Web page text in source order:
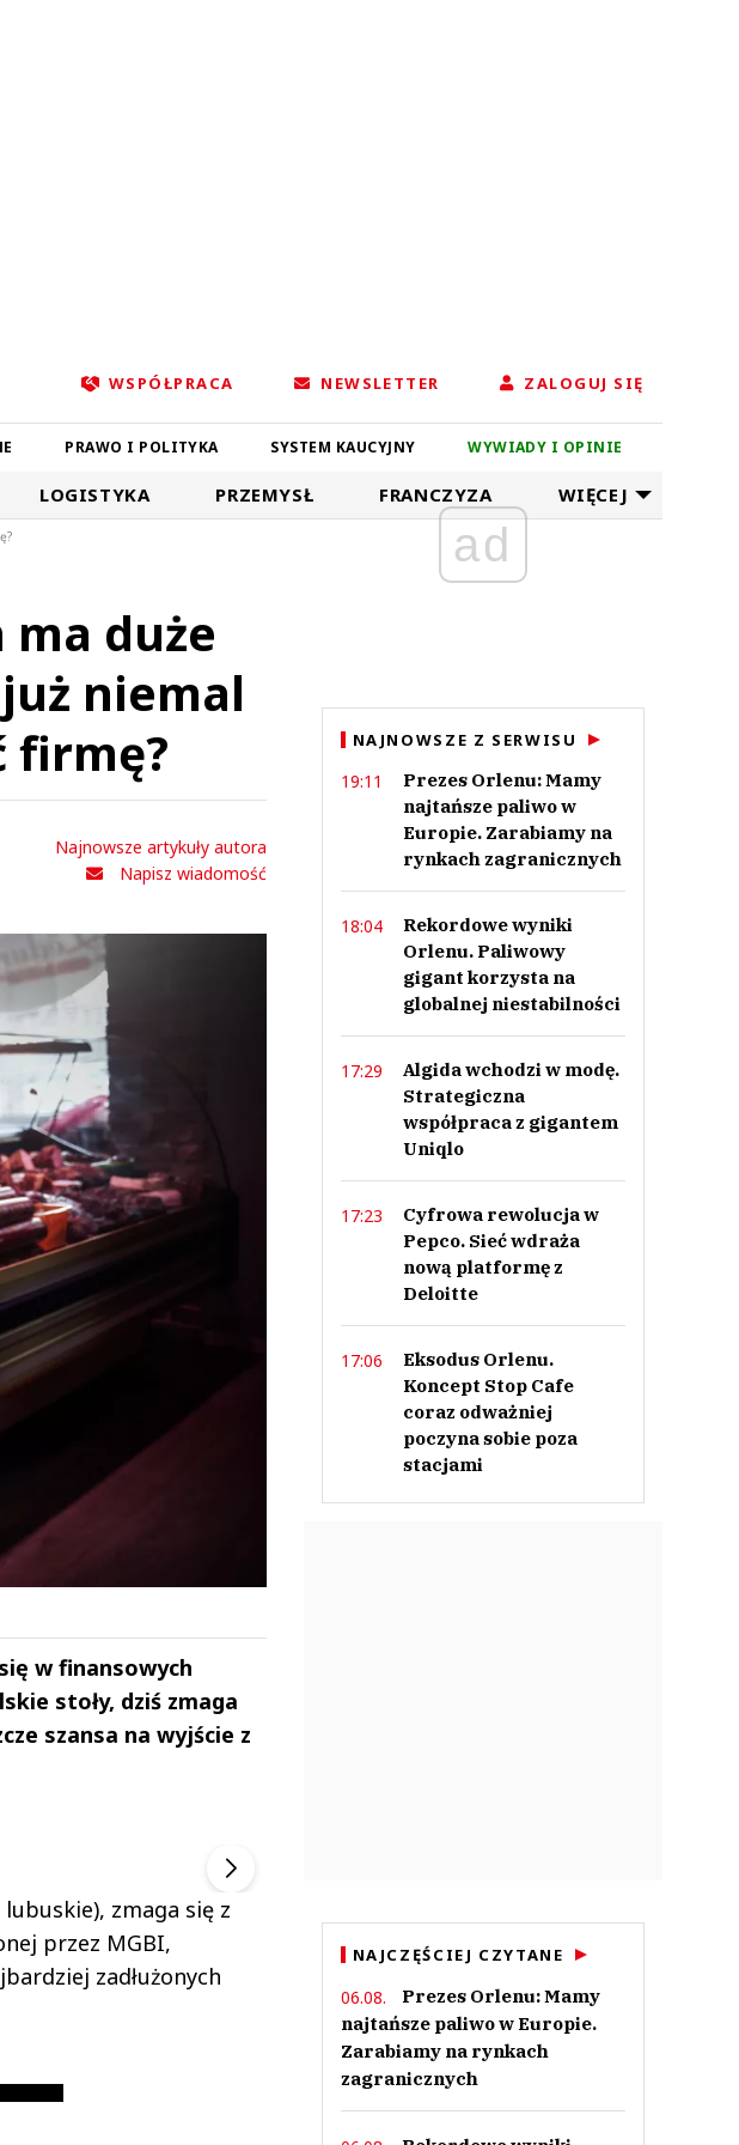
WSPÓŁPRACA NEWSLETTER ZALOGUJ SIĘ
PRAWO I POLITYKA SYSTEM KAUCYJNY WYWIADY I OPINIE
LOGISTYKA PRZEMYSŁ FRANCZYZA WIĘCEJ
duże
niemal
firmę?
Najnowsze artykuły autora
Napisz wiadomość
w finansowych
stoły, dziś zmaga
szansa na wyjście z
zmaga się z
przez MGBI,
zadłużonych
ad
NAJNOWSZE Z SERWISU
19:11
Prezes Orlenu: Mamy
najtańsze paliwo w
Europie. Zarabiamy na
rynkach zagranicznych
18:04
Rekordowe wyniki
Orlenu. Paliwowy
gigant korzysta na
globalnej niestabilności
17:29
Algida wchodzi w modę.
Strategiczna
współpraca z gigantem
Uniqlo
17:23
Cyfrowa rewolucja w
Pepco. Sieć wdraża
nową platformę z
Deloitte
17:06
Eksodus Orlenu.
Koncept Stop Cafe
coraz odważniej
poczyna sobie poza
stacjami
NAJCZĘŚCIEJ CZYTANE
06.08.
Prezes Orlenu: Mamy
najtańsze paliwo w Europie.
Zarabiamy na rynkach
zagranicznych